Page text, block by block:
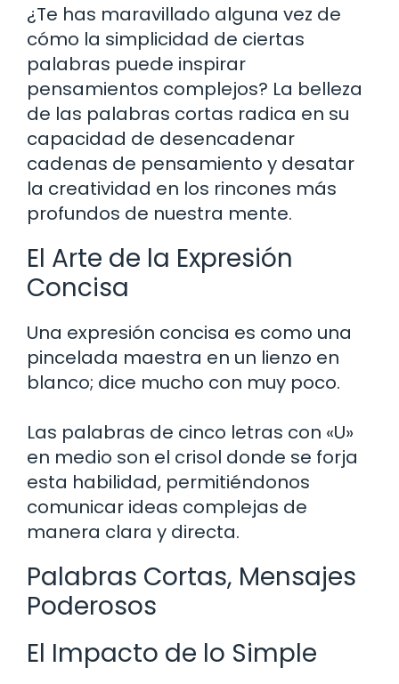
¿Te has maravillado alguna vez de
cómo la simplicidad de ciertas
palabras puede inspirar
pensamientos complejos? La belleza
de las palabras cortas radica en su
capacidad de desencadenar
cadenas de pensamiento y desatar
la creatividad en los rincones más
profundos de nuestra mente.
El Arte de la Expresión
Concisa
Una expresión concisa es como una
pincelada maestra en un lienzo en
blanco; dice mucho con muy poco.
Las palabras de cinco letras con «U»
en medio son el crisol donde se forja
esta habilidad, permitiéndonos
comunicar ideas complejas de
manera clara y directa.
Palabras Cortas, Mensajes
Poderosos
El Impacto de lo Simple